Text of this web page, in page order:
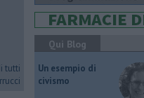
tutti
Qui Blog
​Un esempio di
civismo